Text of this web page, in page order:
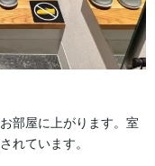
部屋に上がります。室
れています。